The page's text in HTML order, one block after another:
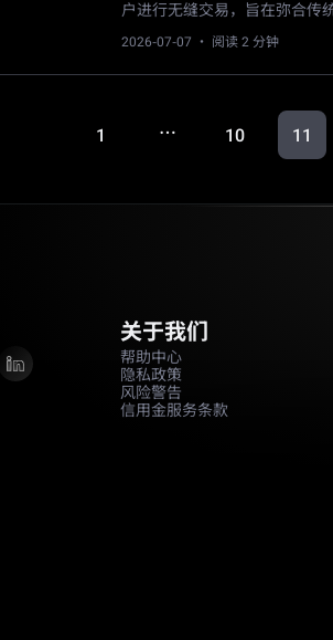
户进行无缝交易，旨在弥合传
2026-07-07 · 阅读 2 分钟
1 … 10 11
关于我们
帮助中心
隐私政策
风险警告
信用金服务条款